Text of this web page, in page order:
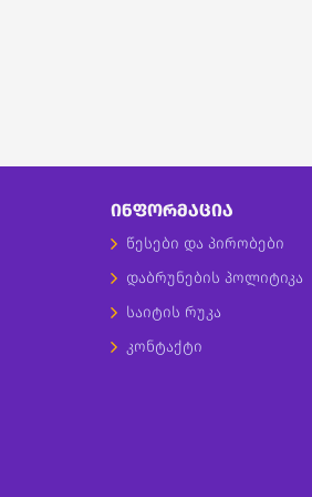
ᲘᲜᲤᲝᲠᲛᲐᲪᲘᲐ
წესები და პირობები
დაბრუნების პოლიტიკა
საიტის რუკა
კონტაქტი